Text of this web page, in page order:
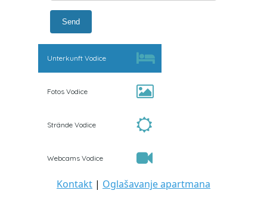
Unterkunft Vodice
Fotos Vodice
Strände Vodice
Webcams Vodice
Kontakt | Oglašavanje apartmana